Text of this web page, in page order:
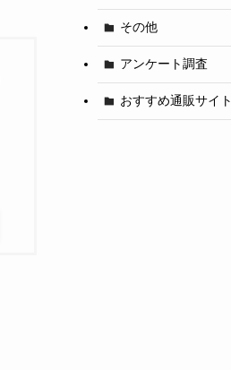
その他
アンケート調査
おすすめ通販サイト